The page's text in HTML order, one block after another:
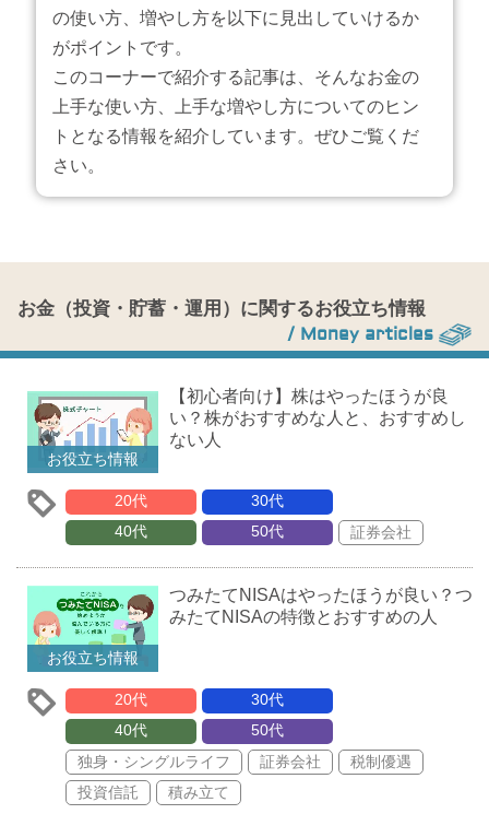
の使い方、増やし方を以下に見出していけるか
がポイントです。
このコーナーで紹介する記事は、そんなお金の
上手な使い方、上手な増やし方についてのヒン
トとなる情報を紹介しています。ぜひご覧くだ
さい。
お金（投資・貯蓄・運用）に関するお役立ち情報
/ Money articles
お役立ち情報
【初心者向け】株はやったほうが良
い？株がおすすめな人と、おすすめし
ない人
20代
30代
40代
50代 証券会社
お役立ち情報
つみたてNISAはやったほうが良い？つ
みたてNISAの特徴とおすすめの人
20代
30代
40代
50代
独身・シングルライフ
証券会社
税制優遇
投資信託
積み立て